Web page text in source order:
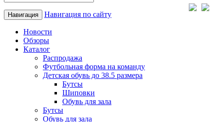
Навигация Навигация по сайту
Новости
Обзоры
Каталог
Распродажа
Футбольная форма на команду
Детская обувь до 38.5 размера
Бутсы
Шиповки
Обувь для зала
Бутсы
Обувь для зала